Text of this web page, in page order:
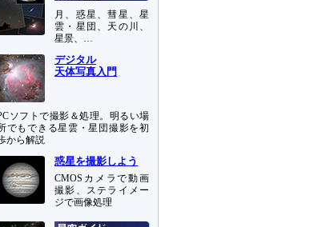
月、惑星、彗星、星
雲・星団、天の川、
星景、…
デジタル
天体写真入門
ソフトで撮影＆処理。明るい場
でもできる星雲・星団撮影を初
から解説
惑星を撮影しよう
CMOSカメラで動画
撮影、ステライメー
ジで画像処理